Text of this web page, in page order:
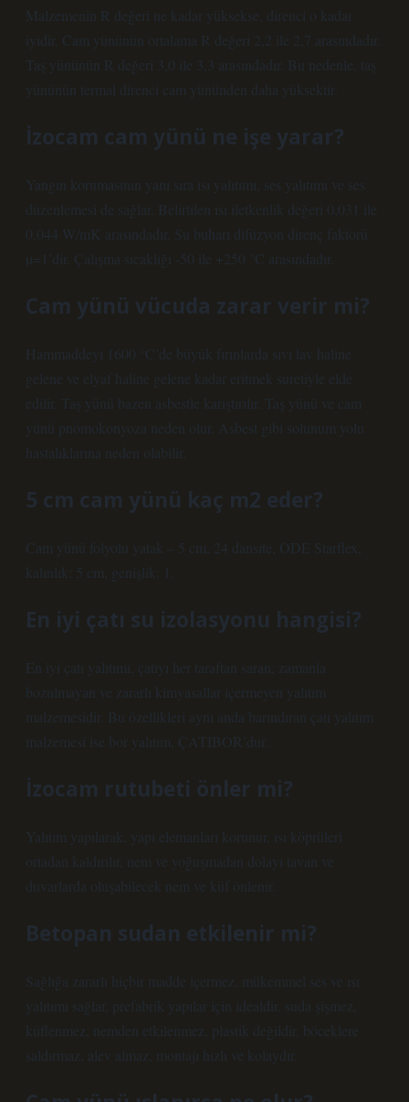
Malzemenin R değeri ne kadar yüksekse, direnci o kadar
iyidir. Cam yününün ortalama R değeri 2,2 ile 2,7 arasındadır.
Taş yününün R değeri 3,0 ile 3,3 arasındadır. Bu nedenle, taş
yününün termal direnci cam yününden daha yüksektir.
İzocam cam yünü ne işe yarar?
Yangın korumasının yanı sıra ısı yalıtımı, ses yalıtımı ve ses
düzenlemesi de sağlar. Belirtilen ısı iletkenlik değeri 0,031 ile
0,044 W/mK arasındadır. Su buharı difüzyon direnç faktörü
µ=1’dir. Çalışma sıcaklığı -50 ile +250 °C arasındadır.
Cam yünü vücuda zarar verir mi?
Hammaddeyi 1600 °C’de büyük fırınlarda sıvı lav haline
gelene ve elyaf haline gelene kadar eritmek suretiyle elde
edilir. Taş yünü bazen asbestle karıştırılır. Taş yünü ve cam
yünü pnömokonyoza neden olur. Asbest gibi solunum yolu
hastalıklarına neden olabilir.
5 cm cam yünü kaç m2 eder?
Cam yünü folyolu yatak – 5 cm, 24 dansite, ODE Starflex,
kalınlık: 5 cm, genişlik: 1.
En iyi çatı su izolasyonu hangisi?
En iyi çatı yalıtımı, çatıyı her taraftan saran, zamanla
bozulmayan ve zararlı kimyasallar içermeyen yalıtım
malzemesidir. Bu özellikleri aynı anda barındıran çatı yalıtım
malzemesi ise bor yalıtım, ÇATIBOR’dur.
İzocam rutubeti önler mi?
Yalıtım yapılarak, yapı elemanları korunur, ısı köprüleri
ortadan kaldırılır, nem ve yoğuşmadan dolayı tavan ve
duvarlarda oluşabilecek nem ve küf önlenir.
Betopan sudan etkilenir mi?
Sağlığa zararlı hiçbir madde içermez, mükemmel ses ve ısı
yalıtımı sağlar, prefabrik yapılar için idealdir, suda şişmez,
küflenmez, nemden etkilenmez, plastik değildir, böceklere
saldırmaz, alev almaz, montajı hızlı ve kolaydır.